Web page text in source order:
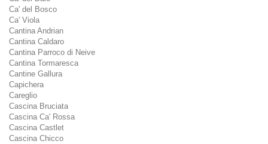
Ca' del Bosco
Ca' Viola
Cantina Andrian
Cantina Caldaro
Cantina Parroco di Neive
Cantina Tormaresca
Cantine Gallura
Capichera
Careglio
Cascina Bruciata
Cascina Ca' Rossa
Cascina Castlet
Cascina Chicco